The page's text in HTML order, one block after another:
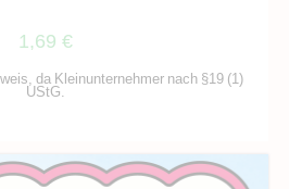
1,69 €
da Kleinunternehmer nach §19 (1)
UStG.